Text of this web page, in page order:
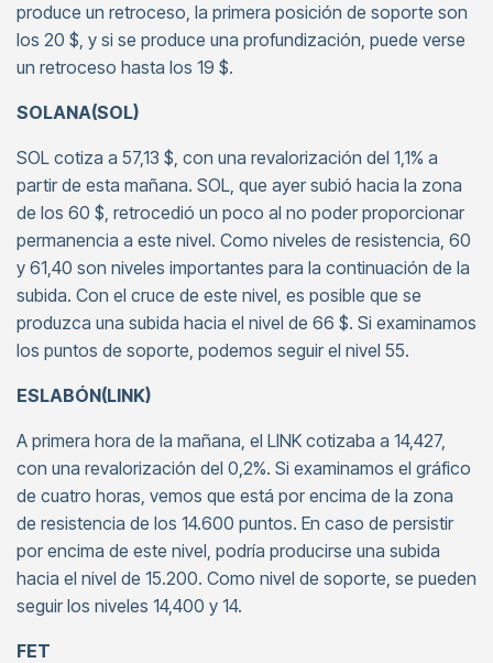
produce un retroceso, la primera posición de soporte son
los 20 $, y si se produce una profundización, puede verse
un retroceso hasta los 19 $.
SOLANA(SOL)
SOL cotiza a 57,13 $, con una revalorización del 1,1% a
partir de esta mañana. SOL, que ayer subió hacia la zona
de los 60 $, retrocedió un poco al no poder proporcionar
permanencia a este nivel. Como niveles de resistencia, 60
y 61,40 son niveles importantes para la continuación de la
subida. Con el cruce de este nivel, es posible que se
produzca una subida hacia el nivel de 66 $. Si examinamos
los puntos de soporte, podemos seguir el nivel 55.
ESLABÓN(LINK)
A primera hora de la mañana, el LINK cotizaba a 14,427,
con una revalorización del 0,2%. Si examinamos el gráfico
de cuatro horas, vemos que está por encima de la zona
de resistencia de los 14.600 puntos. En caso de persistir
por encima de este nivel, podría producirse una subida
hacia el nivel de 15.200. Como nivel de soporte, se pueden
seguir los niveles 14,400 y 14.
FET